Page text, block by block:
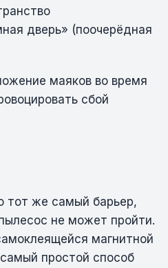
дверь» (поочерёдная
маяков во время
сбой
тот же самый барьер,
не может пройти.
магнитной
простой способ